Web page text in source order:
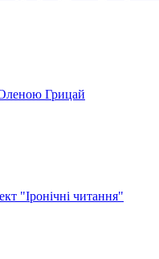
Оленою Грицай
"Іронічні читання"